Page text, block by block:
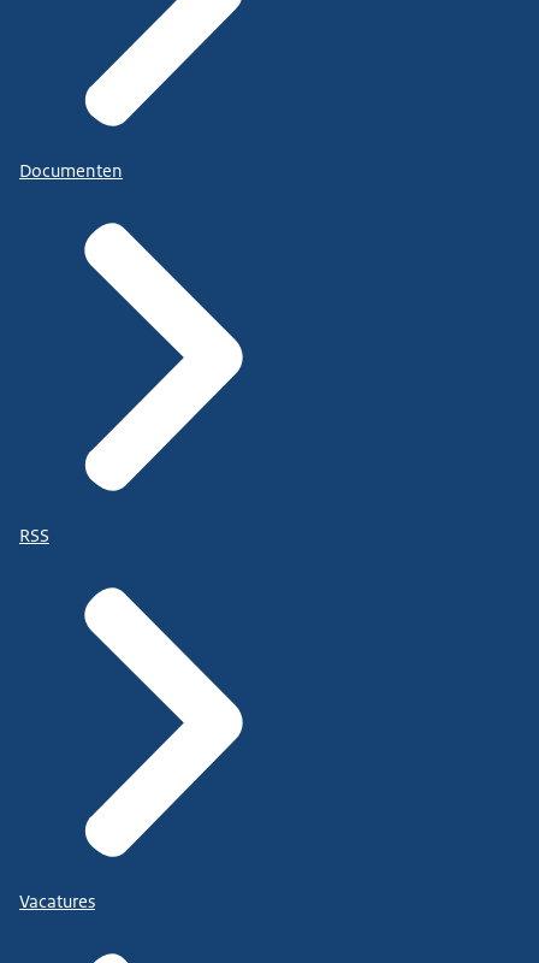
Documenten
RSS
Vacatures